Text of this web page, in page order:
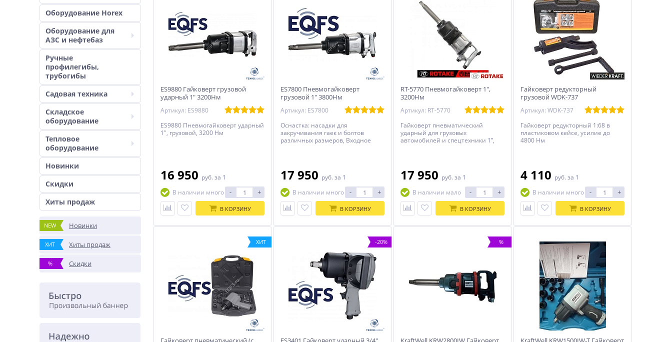
Оборудование Horex
Оборудование для
АЗС и нефтебаз
Ручные
профилегибы,
трубогибы
Садовая техника
Складское
оборудование
Тепловое
оборудование
Новинки
Скидки
Хиты продаж
NEW Новинки
ХИТ Хиты продаж
% Скидки
ES9880 Гайковерт грузовой
ударный 1" 3200Нм
Артикул: ES9880
ES9880 Пневмогайковерт ударный
1", грузовой, 3200 Нм
16 950 руб. за 1
В наличии много
- +
В КОРЗИНУ
ES7800 Пневмогайковерт
грузовой 1" 3800Нм
Артикул: ES7800
Оснастка: насадки для
закручивания гаек и болтов
различных размеров, Входное
17 950 руб. за 1
В наличии много
- +
В КОРЗИНУ
RT-5770 Пневмогайковерт 1",
3200Нм
Артикул: RT-5770
Гайковерт пневматический
ударный для грузовых
автомобилей и спецтехники 1”,
17 950 руб. за 1
В наличии мало
- +
В КОРЗИНУ
Гайковерт редукторный
грузовой WDK-737
Артикул: WDK-737
Гайковерт редукторный 1:68 в
пластиковом кейсе, усилие до
4800 Нм
4 110 руб. за 1
В наличии много
- +
В КОРЗИНУ
ХИТ -20% %